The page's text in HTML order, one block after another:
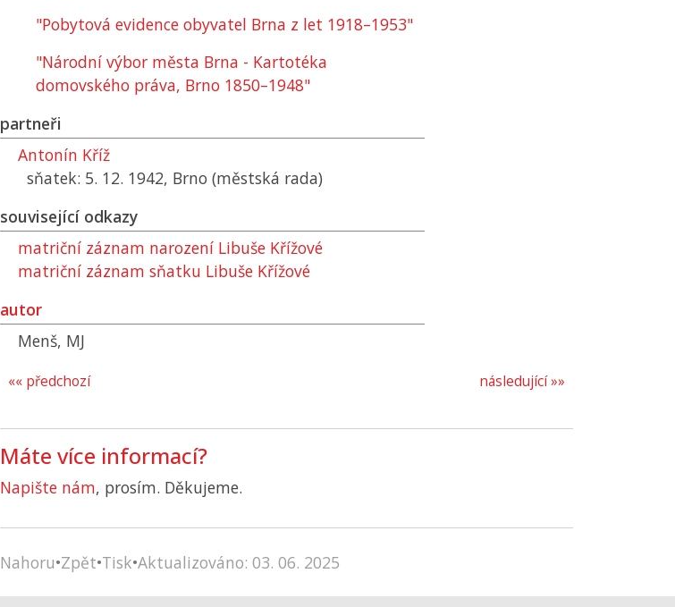
"Pobytová evidence obyvatel Brna z let 1918–⁠1953"
"Národní výbor města Brna - Kartotéka
domovského práva, Brno 1850–1948"
partneři
Antonín Kříž
sňatek: 5. 12. 1942, Brno (městská rada)
související odkazy
matriční záznam narození Libuše Křížové
matriční záznam sňatku Libuše Křížové
autor
Menš, MJ
následující »»
«« předchozí
Máte více informací?
Napište nám, prosím. Děkujeme.
Nahoru•Zpět•Tisk•Aktualizováno: 03. 06. 2025